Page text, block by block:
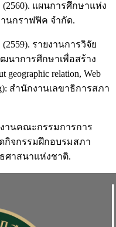
แผนการศึกษาแห่ง
านกราฟฟิค จำกัด.
รายงานการวิจัย
นาการศึกษาเพื่อสร้าง
relation, Web
สำนักงานเลขาธิการสภา
านคณะกรรมการการ
กิจกรรมฝึกอบรมสภา
ศาสนาแห่งชาติ.